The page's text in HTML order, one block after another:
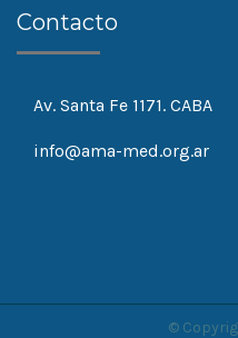
Contacto
Av. Santa Fe 1171. CABA
info@ama-med.org.ar
©